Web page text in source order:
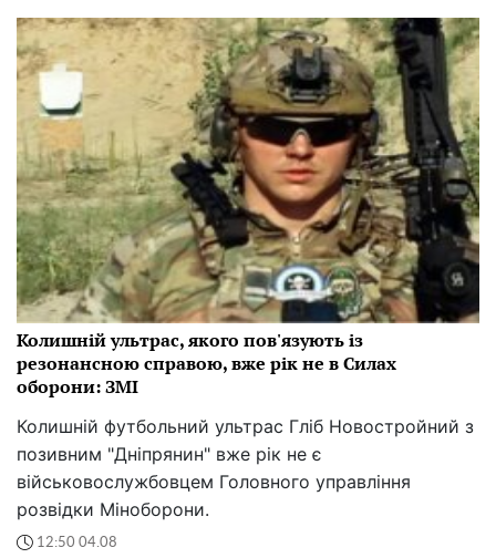
Колишній ультрас, якого пов'язують із
резонансною справою, вже рік не в Силах
оборони: ЗМІ
Колишній футбольний ультрас Гліб Новостройний з
позивним "Дніпрянин" вже рік не є
військовослужбовцем Головного управління
розвідки Міноборони.
12:50 04.08